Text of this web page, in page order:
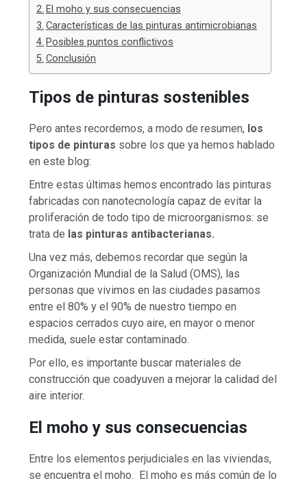
El moho y sus consecuencias
Características de las pinturas antimicrobianas
Posibles puntos conflictivos
Conclusión
Tipos de pinturas sostenibles
Pero antes recordemos, a modo de resumen, los
tipos de pinturas sobre los que ya hemos hablado
en este blog:
Entre estas últimas hemos encontrado las pinturas
fabricadas con nanotecnología capaz de evitar la
proliferación de todo tipo de microorganismos: se
trata de las pinturas antibacterianas.
Una vez más, debemos recordar que según la
Organización Mundial de la Salud (OMS), las
personas que vivimos en las ciudades pasamos
entre el 80% y el 90% de nuestro tiempo en
espacios cerrados cuyo aire, en mayor o menor
medida, suele estar contaminado.
Por ello, es importante buscar materiales de
construcción que coadyuven a mejorar la calidad del
aire interior.
El moho y sus consecuencias
Entre los elementos perjudiciales en las viviendas,
se encuentra el moho. El moho es más común de lo